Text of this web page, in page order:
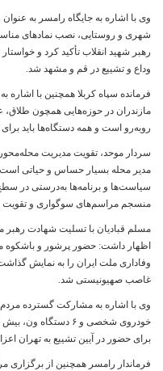
وی با اشاره به جایگاه رامسر به
شهری و روستایی، نصب نمادهای
رهبر شهید انقلاب تأکید کرد و
وداع و تشییع در قم و مشهد شد.
فرمانده سپاه کربلا همچنین با
مازندران در حوزه‌هایی همچون
روبه‌رو است و همه دستگاه‌ها باید
سردار موحد، تقویت مدیریت
مدیر محله بسیار حساس و حیاتی است
سیاست‌ها و برنامه‌ها به‌درستی در
منسجم مراسم‌های سوگواری و تقویت
مسلم قبادیان با تسلیت شهادت رهبر
اظهار داشت: حضور پرشور و باشکوه
وفاداری ملت ایران را به نمایش
غاصب صهیونیستی شد.
خودروی شخصی و ۶
برای حضور در آیین تشییع به تهران
فرماندار رامسر همچنین از برگزاری